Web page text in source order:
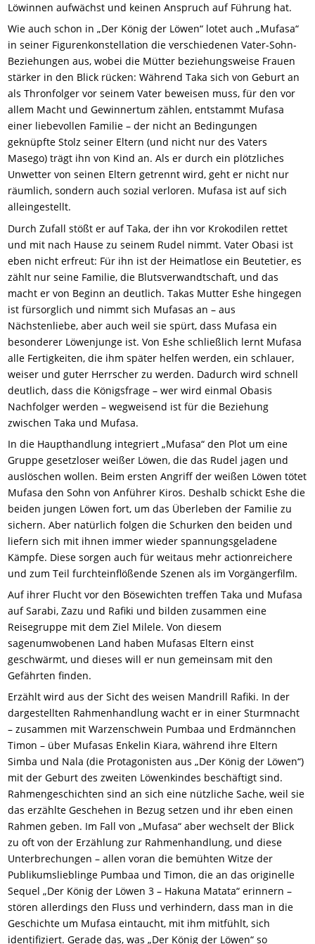
Löwinnen aufwächst und keinen Anspruch auf Führung hat.
Wie auch schon in „Der König der Löwen“ lotet auch „Mufasa“
in seiner Figurenkonstellation die verschiedenen Vater-Sohn-
Beziehungen aus, wobei die Mütter beziehungsweise Frauen
stärker in den Blick rücken: Während Taka sich von Geburt an
als Thronfolger vor seinem Vater beweisen muss, für den vor
allem Macht und Gewinnertum zählen, entstammt Mufasa
einer liebevollen Familie – der nicht an Bedingungen
geknüpfte Stolz seiner Eltern (und nicht nur des Vaters
Masego) trägt ihn von Kind an. Als er durch ein plötzliches
Unwetter von seinen Eltern getrennt wird, geht er nicht nur
räumlich, sondern auch sozial verloren. Mufasa ist auf sich
alleingestellt.
Durch Zufall stößt er auf Taka, der ihn vor Krokodilen rettet
und mit nach Hause zu seinem Rudel nimmt. Vater Obasi ist
eben nicht erfreut: Für ihn ist der Heimatlose ein Beutetier, es
zählt nur seine Familie, die Blutsverwandtschaft, und das
macht er von Beginn an deutlich. Takas Mutter Eshe hingegen
ist fürsorglich und nimmt sich Mufasas an – aus
Nächstenliebe, aber auch weil sie spürt, dass Mufasa ein
besonderer Löwenjunge ist. Von Eshe schließlich lernt Mufasa
alle Fertigkeiten, die ihm später helfen werden, ein schlauer,
weiser und guter Herrscher zu werden. Dadurch wird schnell
deutlich, dass die Königsfrage – wer wird einmal Obasis
Nachfolger werden – wegweisend ist für die Beziehung
zwischen Taka und Mufasa.
In die Haupthandlung integriert „Mufasa“ den Plot um eine
Gruppe gesetzloser weißer Löwen, die das Rudel jagen und
auslöschen wollen. Beim ersten Angriff der weißen Löwen tötet
Mufasa den Sohn von Anführer Kiros. Deshalb schickt Eshe die
beiden jungen Löwen fort, um das Überleben der Familie zu
sichern. Aber natürlich folgen die Schurken den beiden und
liefern sich mit ihnen immer wieder spannungsgeladene
Kämpfe. Diese sorgen auch für weitaus mehr actionreichere
und zum Teil furchteinflößende Szenen als im Vorgängerfilm.
Auf ihrer Flucht vor den Bösewichten treffen Taka und Mufasa
auf Sarabi, Zazu und Rafiki und bilden zusammen eine
Reisegruppe mit dem Ziel Milele. Von diesem
sagenumwobenen Land haben Mufasas Eltern einst
geschwärmt, und dieses will er nun gemeinsam mit den
Gefährten finden.
Erzählt wird aus der Sicht des weisen Mandrill Rafiki. In der
dargestellten Rahmenhandlung wacht er in einer Sturmnacht
– zusammen mit Warzenschwein Pumbaa und Erdmännchen
Timon – über Mufasas Enkelin Kiara, während ihre Eltern
Simba und Nala (die Protagonisten aus „Der König der Löwen“)
mit der Geburt des zweiten Löwenkindes beschäftigt sind.
Rahmengeschichten sind an sich eine nützliche Sache, weil sie
das erzählte Geschehen in Bezug setzen und ihr eben einen
Rahmen geben. Im Fall von „Mufasa“ aber wechselt der Blick
zu oft von der Erzählung zur Rahmenhandlung, und diese
Unterbrechungen – allen voran die bemühten Witze der
Publikumslieblinge Pumbaa und Timon, die an das originelle
Sequel „Der König der Löwen 3 – Hakuna Matata“ erinnern –
stören allerdings den Fluss und verhindern, dass man in die
Geschichte um Mufasa eintaucht, mit ihm mitfühlt, sich
identifiziert. Gerade das, was „Der König der Löwen“ so